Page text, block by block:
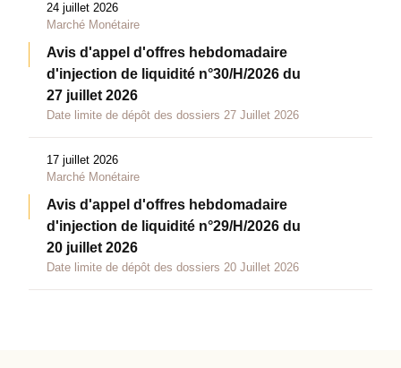
24 juillet 2026
Marché Monétaire
Avis d'appel d'offres hebdomadaire
d'injection de liquidité n°30/H/2026 du
27 juillet 2026
Date limite de dépôt des dossiers 27 Juillet 2026
17 juillet 2026
Marché Monétaire
Avis d'appel d'offres hebdomadaire
d'injection de liquidité n°29/H/2026 du
20 juillet 2026
Date limite de dépôt des dossiers 20 Juillet 2026